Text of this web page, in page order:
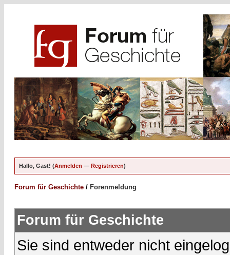
Hallo, Gast! (Anmelden — Registrieren)
Forum für Geschichte / Forenmeldung
Forum für Geschichte
Sie sind entweder nicht